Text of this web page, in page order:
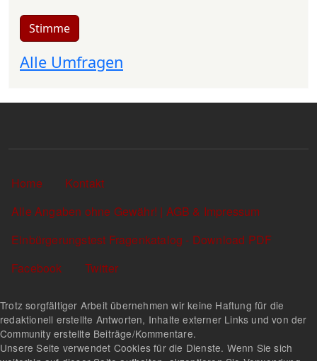
Stimme
Alle Umfragen
Sekundärlinks
Home
Kontakt
Alle Angaben ohne Gewähr! | AGB & Impressum
Einbürgerungstest Fragenkatalog - Download PDF
Facebook
Twitter
Trotz sorgfältiger Arbeit übernehmen wir keine Haftung für die
redaktionell erstellte Antworten, Inhalte externer Links und von der
Community erstellte Beiträge/Kommentare.
Unsere Seite verwendet Cookies für die Dienste. Wenn Sie sich